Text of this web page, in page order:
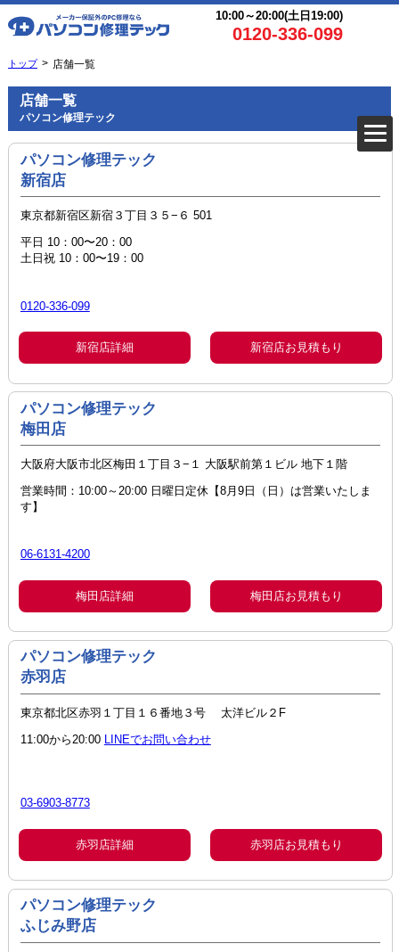
10:00～20:00(土日19:00)
0120-336-099
トップ 店舗一覧
店舗一覧
パソコン修理テック
パソコン修理テック
新宿店
東京都新宿区新宿３丁目３５−６ 501
平日 10：00〜20：00
土日祝 10：00〜19：00
0120-336-099
新宿店詳細 新宿店お見積もり
パソコン修理テック
梅田店
大阪府大阪市北区梅田１丁目３−１ 大阪駅前第１ビル 地下１階
営業時間：10:00～20:00 日曜日定休【8月9日（日）は営業いたしま
す】
06-6131-4200
梅田店詳細 梅田店お見積もり
パソコン修理テック
赤羽店
東京都北区赤羽１丁目１６番地３号 太洋ビル２F
11:00から20:00 LINEでお問い合わせ
03-6903-8773
赤羽店詳細 赤羽店お見積もり
パソコン修理テック
ふじみ野店